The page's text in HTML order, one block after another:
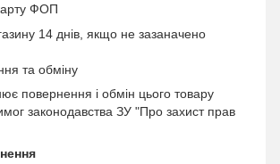
ФОП
14 днів, якщо не зазаначено
та обміну
повернення і обмін цього товару
законодавства ЗУ "Про захист прав